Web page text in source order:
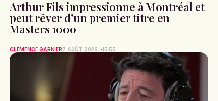
Arthur Fils impressionne à Montréal et
peut rêver d’un premier titre en
Masters 1000
CLÉMENCE GARNIER7 AOÛT 2026 15:55